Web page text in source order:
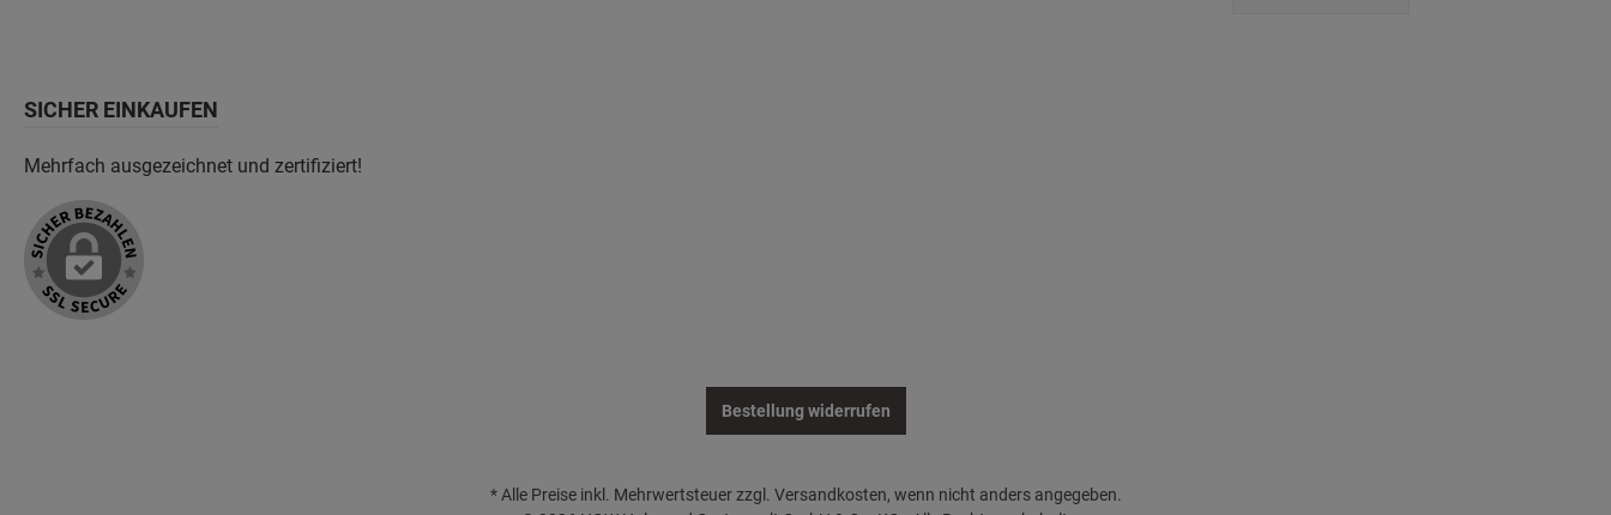
SICHER EINKAUFEN
Mehrfach ausgezeichnet und zertifiziert!
Bestellung widerrufen
* Alle Preise inkl. Mehrwertsteuer zzgl. Versandkosten, wenn nicht anders angegeben.